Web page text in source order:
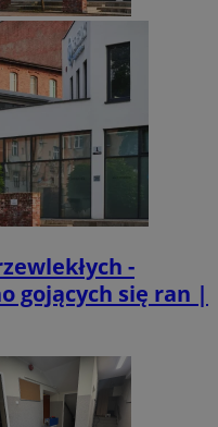
-
gojących się ran |